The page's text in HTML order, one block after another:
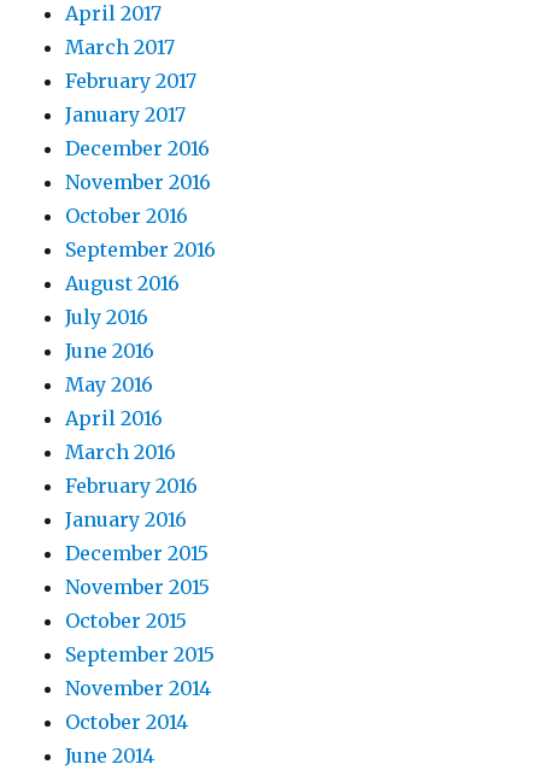
April 2017
March 2017
February 2017
January 2017
December 2016
November 2016
October 2016
September 2016
August 2016
July 2016
June 2016
May 2016
April 2016
March 2016
February 2016
January 2016
December 2015
November 2015
October 2015
September 2015
November 2014
October 2014
June 2014